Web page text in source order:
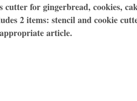
cutter for gingerbread, cookies,
2 items: stencil and cookie
article.